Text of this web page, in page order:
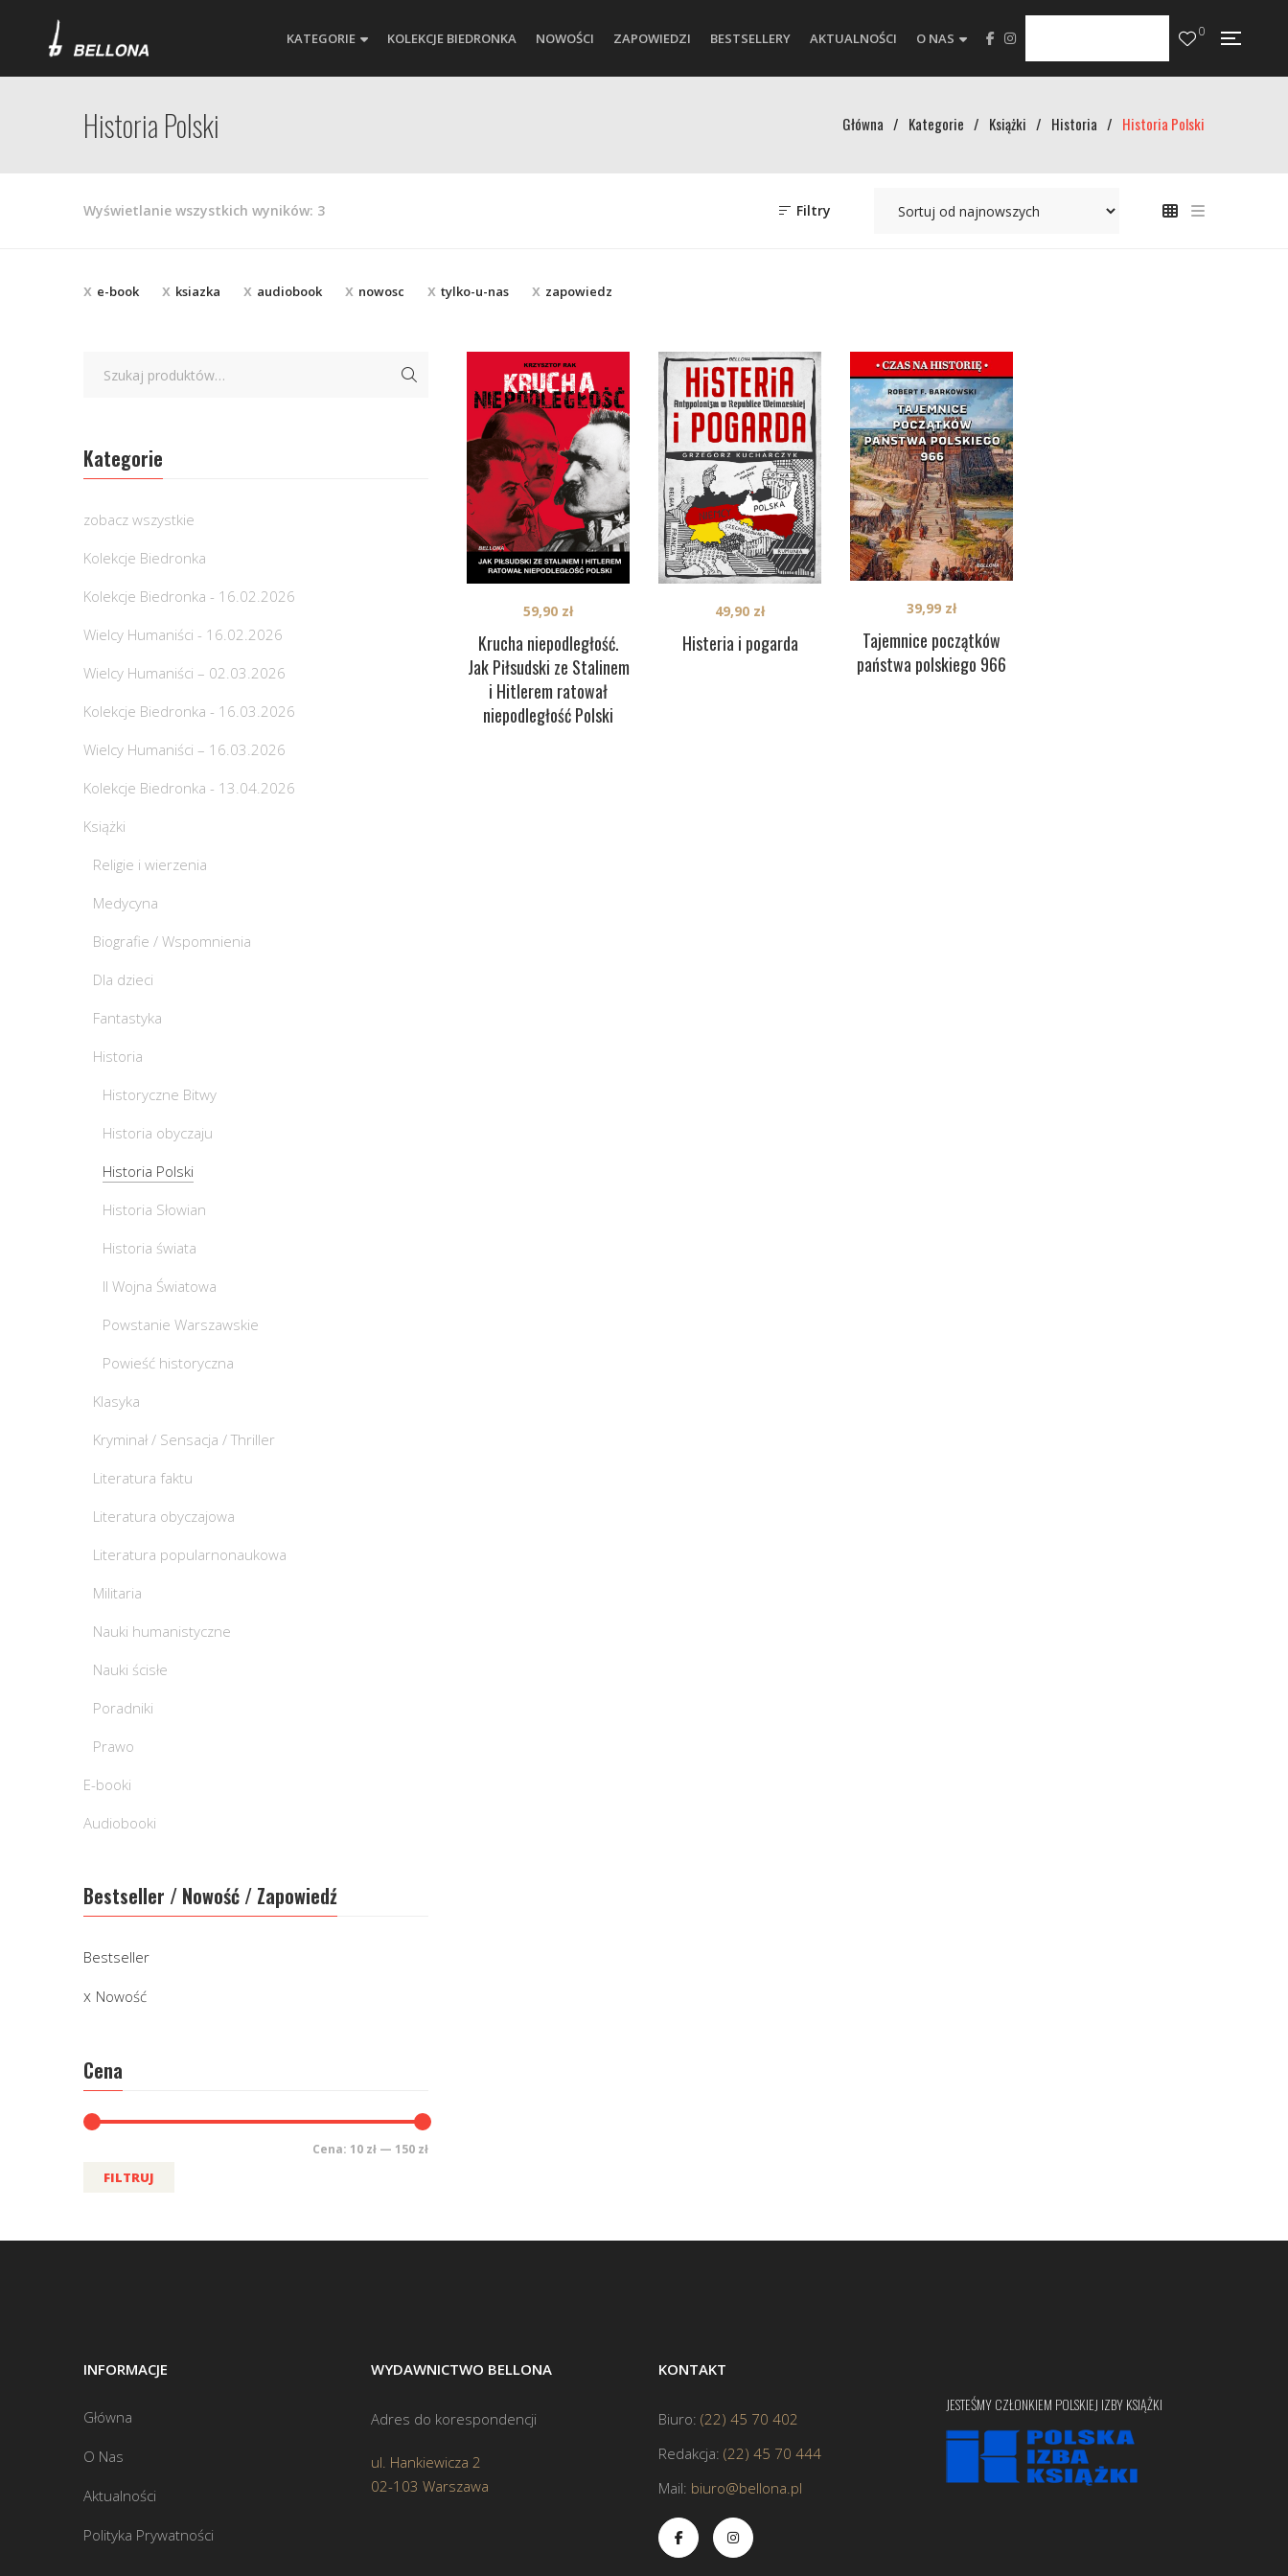
KATEGORIE KOLEKCJE BIEDRONKA NOWOŚCI ZAPOWIEDZI BESTSELLERY AKTUALNOŚCI O NAS 0
Historia Polski Główna / Kategorie / Książki / Historia / Historia Polski
Wyświetlanie wszystkich wyników: 3Posortowane
Filtry
e-book ksiazka audiobook nowosc tylko-u-nas zapowiedz
Krucha niepodległość.
Jak Piłsudski ze Stalinem
i Hitlerem ratował
niepodległość Polski
59,90 zł
Histeria i pogarda
49,90 zł
Tajemnice początków
państwa polskiego 966
39,99 zł
Kategorie
zobacz wszystkie
Kolekcje Biedronka
Kolekcje Biedronka - 16.02.2026
Wielcy Humaniści - 16.02.2026
Wielcy Humaniści – 02.03.2026
Kolekcje Biedronka - 16.03.2026
Wielcy Humaniści – 16.03.2026
Kolekcje Biedronka - 13.04.2026
Książki
Religie i wierzenia
Medycyna
Biografie / Wspomnienia
Dla dzieci
Fantastyka
Historia
Historyczne Bitwy
Historia obyczaju
Historia Polski
Historia Słowian
Historia świata
II Wojna Światowa
Powstanie Warszawskie
Powieść historyczna
Klasyka
Kryminał / Sensacja / Thriller
Literatura faktu
Literatura obyczajowa
Literatura popularnonaukowa
Militaria
Nauki humanistyczne
Nauki ścisłe
Poradniki
Prawo
E-booki
Audiobooki
Bestseller / Nowość / Zapowiedź
Bestseller
Nowość
Cena
FILTRUJ
Cena: 10 zł — 150 zł
INFORMACJE
Główna
O Nas
Aktualności
Polityka Prywatności
WYDAWNICTWO BELLONA
Adres do korespondencji
ul. Hankiewicza 2
02-103 Warszawa
KONTAKT
Biuro: (22) 45 70 402
Redakcja: (22) 45 70 444
Mail: biuro@bellona.pl
JESTEŚMY CZŁONKIEM POLSKIEJ IZBY KSIĄŻKI